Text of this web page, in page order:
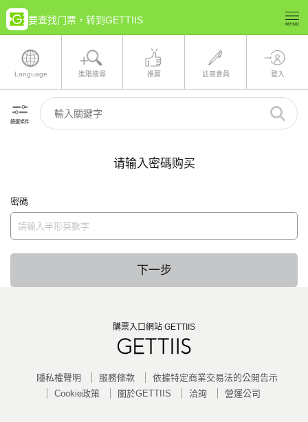
要查找门票，转到GETTIIS
Language 進階搜尋 推薦 註冊會員 登入
篩選條件
请输入密碼购买
密碼
下一步
購票入口網站 GETTIIS
隱私權聲明 服務條款
依據特定商業交易法的公開告示
Cookie政策
關於GETTIIS 洽詢 營運公司